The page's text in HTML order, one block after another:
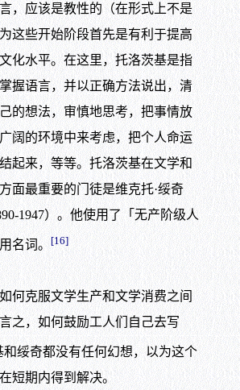
，应该是教性的（在形式上不是
这些开始阶段首先是有利于提高
化水平。在这里，托洛茨基是指
握语言，并以正确方法说出，清
的想法，审慎地思考，把事情放
阔的环境中来考虑，把个人命运
起来，等等。托洛茨基在文学和
面最重要的门徒是维克托·绥奇
1947）。他使用了「无产阶级人
名词。 [16]
克服文学生产和文学消费之间
之，如何鼓励工人们自己去写
和绥奇都没有任何幻想，以为这个
短期内得到解决。